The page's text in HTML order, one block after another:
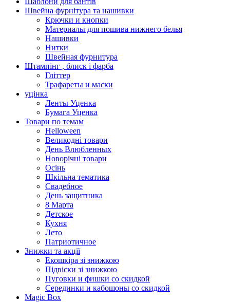
Швейна фурнітура та нашивки
Крючки и кнопки
Материалы для пошива нижнего белья
Нашивки
Нитки
Швейная фурнитура
Штампінг , блиск і фарба
Гліттер
Трафареты и маски
уцінка
Ленты Уценка
Бумага Уценка
Товари по темам
Helloween
Великодні товари
День Влюбленных
Новорічні товари
Осінь
Шкільна тематика
Свадебное
День защитника
8 Марта
Детское
Кухня
Лето
Патриотичное
Знижки та акції
Екошкіра зі знижкою
Підвіски зі знижкою
Пуговки и фишки со скидкой
Серединки и кабошоны со скидкой
Magic Box